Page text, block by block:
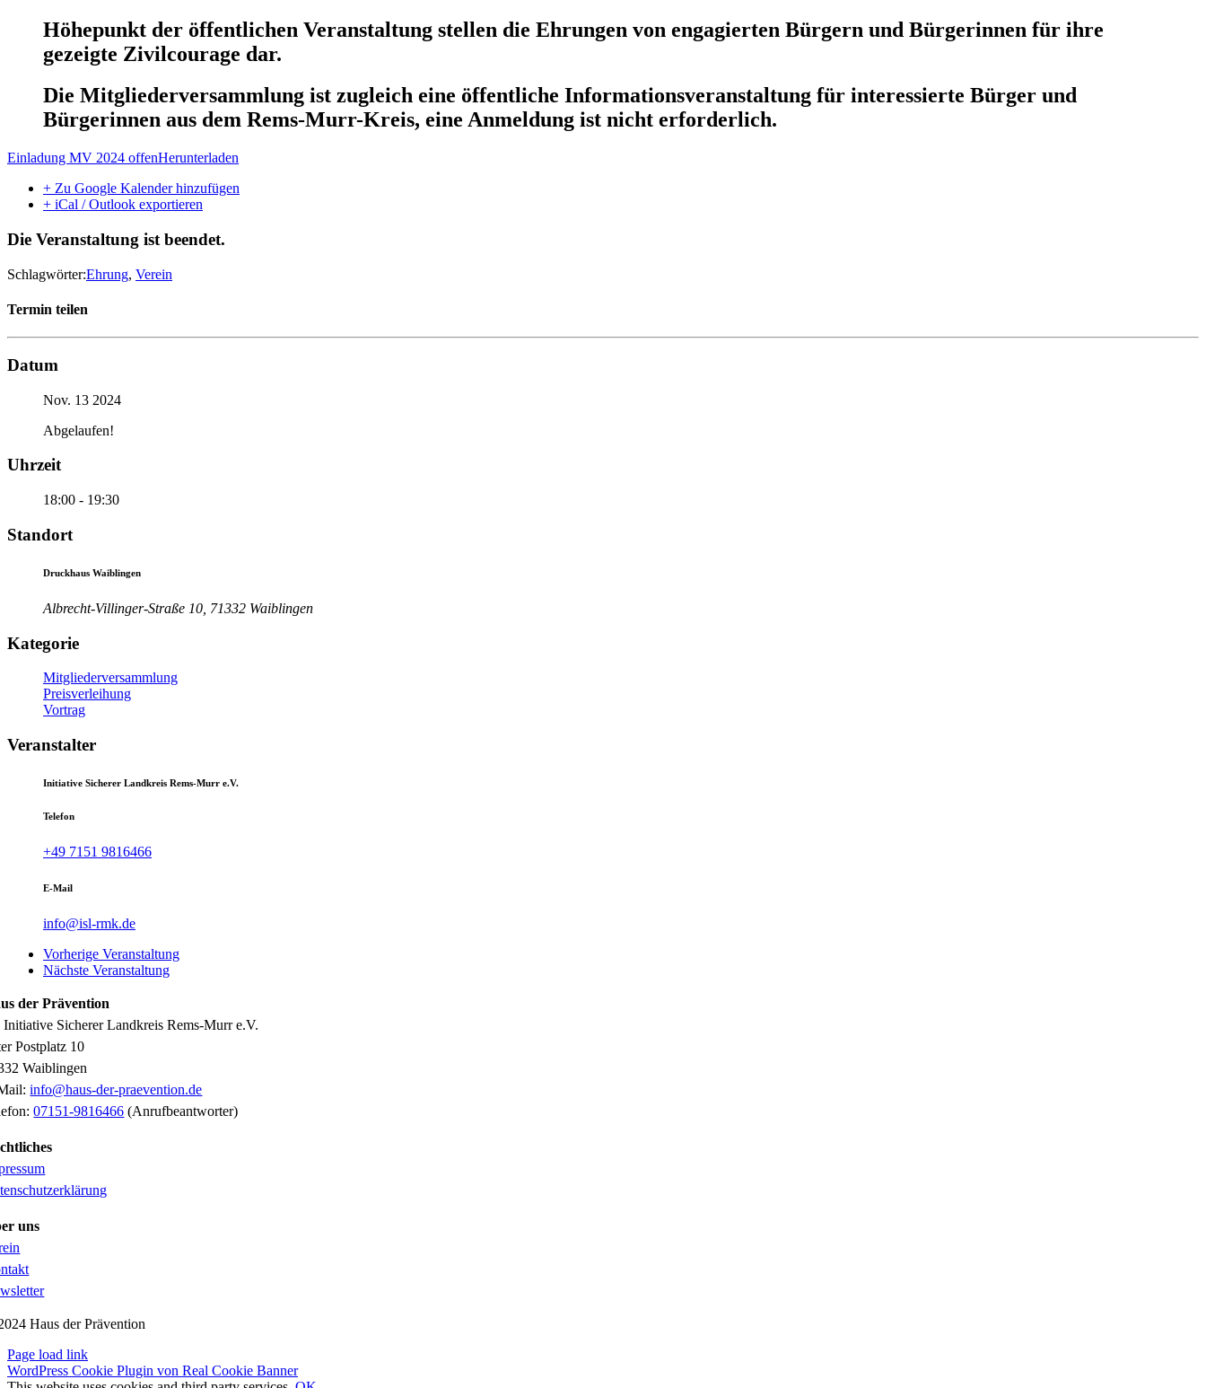
Höhepunkt der öffentlichen Veranstaltung stellen die Ehrungen von engagierten Bürgern und Bürgerinnen für ihre
gezeigte Zivilcourage dar.
Die Mitgliederversammlung ist zugleich eine öffentliche Informationsveranstaltung für interessierte Bürger und
Bürgerinnen aus dem Rems-Murr-Kreis, eine Anmeldung ist nicht erforderlich.
Einladung MV 2024 offenHerunterladen
+ Zu Google Kalender hinzufügen
+ iCal / Outlook exportieren
Die Veranstaltung ist beendet.
Schlagwörter:Ehrung, Verein
Termin teilen
Datum
Nov. 13 2024
Abgelaufen!
Uhrzeit
18:00 - 19:30
Standort
Druckhaus Waiblingen
Albrecht-Villinger-Straße 10, 71332 Waiblingen
Kategorie
Mitgliederversammlung
Preisverleihung
Vortrag
Veranstalter
Initiative Sicherer Landkreis Rems-Murr e.V.
Telefon
+49 7151 9816466
E-Mail
info@isl-rmk.de
Vorherige Veranstaltung
Nächste Veranstaltung
der Prävention
Initiative Sicherer Landkreis Rems-Murr e.V.
Postplatz 10
Waiblingen
info@haus-der-praevention.de
07151-9816466 (Anrufbeantworter)
uns
Haus der Prävention
Page load link
WordPress Cookie Plugin von Real Cookie Banner